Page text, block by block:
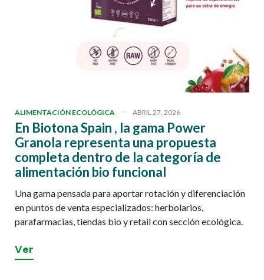
ALIMENTACIÓN ECOLÓGICA ABRIL 27, 2026
En Biotona Spain , la gama Power
Granola representa una propuesta
completa dentro de la categoría de
alimentación bio funcional
Una gama pensada para aportar rotación y diferenciación
en puntos de venta especializados: herbolarios,
parafarmacias, tiendas bio y retail con sección ecológica.
Ver